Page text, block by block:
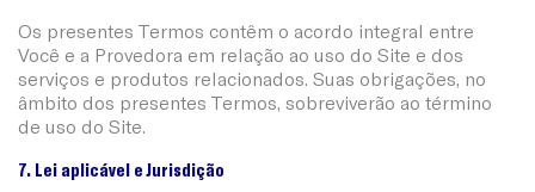
Os presentes Termos contêm o acordo integral entre
Você e a Provedora em relação ao uso do Site e dos
serviços e produtos relacionados. Suas obrigações, no
âmbito dos presentes Termos, sobreviverão ao término
de uso do Site.
7. Lei aplicável e Jurisdição